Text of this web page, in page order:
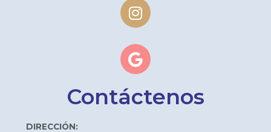
Contáctenos
DIRECCIÓN: